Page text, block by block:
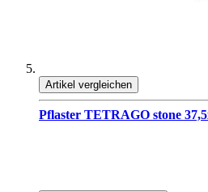
Artikel vergleichen
Pflaster TETRAGO stone